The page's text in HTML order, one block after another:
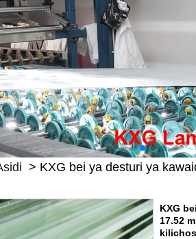
> KXG bei ya desturi ya
KXG
17.52